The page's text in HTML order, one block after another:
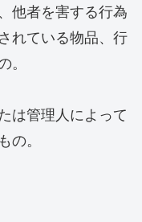
他者を害する行為
れている物品、行
は管理人によって
。